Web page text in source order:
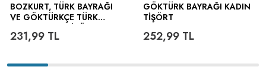
BOZKURT, TÜRK BAYRAĞI
VE GÖKTÜRKÇE TÜRK
231,99 TL
GÖKTÜRK BAYRAĞI KADIN
TIŞÖRT
252,99TL